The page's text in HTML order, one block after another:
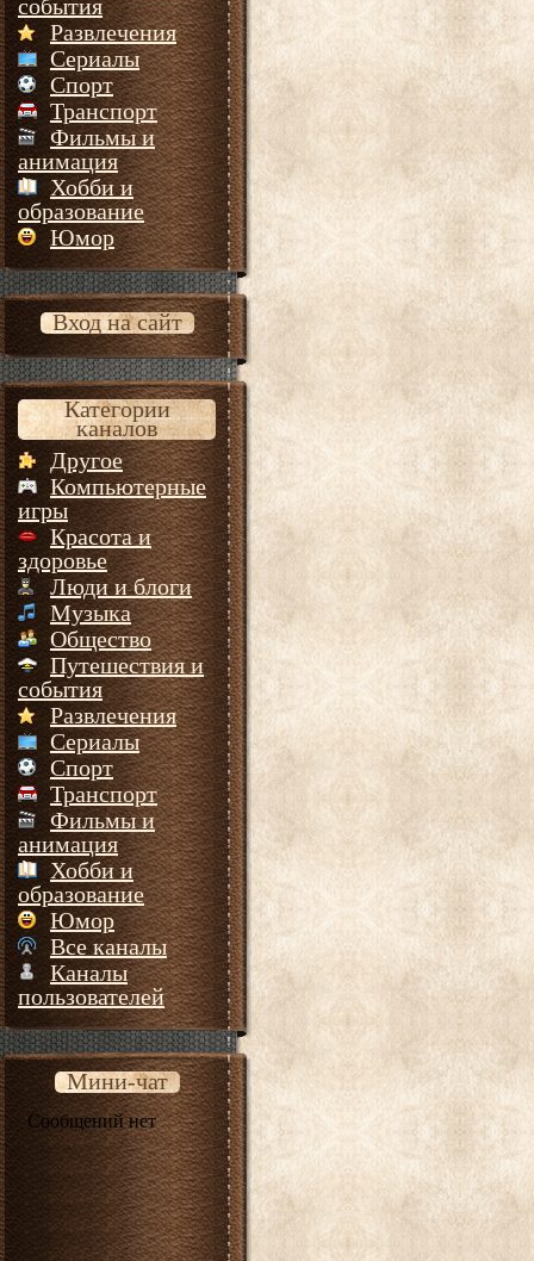
события
Развлечения
Сериалы
Спорт
Транспорт
Фильмы и
анимация
Хобби и
образование
Юмор
Вход на сайт
Категории
каналов
Другое
Компьютерные
игры
Красота и
здоровье
Люди и блоги
Музыка
Общество
Путешествия и
события
Развлечения
Сериалы
Спорт
Транспорт
Фильмы и
анимация
Хобби и
образование
Юмор
Все каналы
Каналы
пользователей
Мини-чат